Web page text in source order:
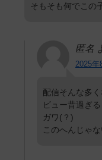
そもそも何でこの
匿名
2025
配信そんな多
ビュー昔過ぎ
ガワ(？)
このへんじゃ